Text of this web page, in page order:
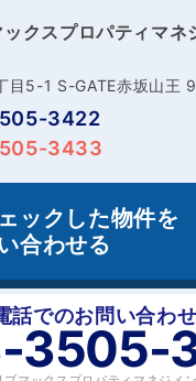
クスプロパティマネ
目5-1 S-GATE赤坂山王
3422
3433
ックした物件を
合わせる
話でのお問い合わせ
3505-